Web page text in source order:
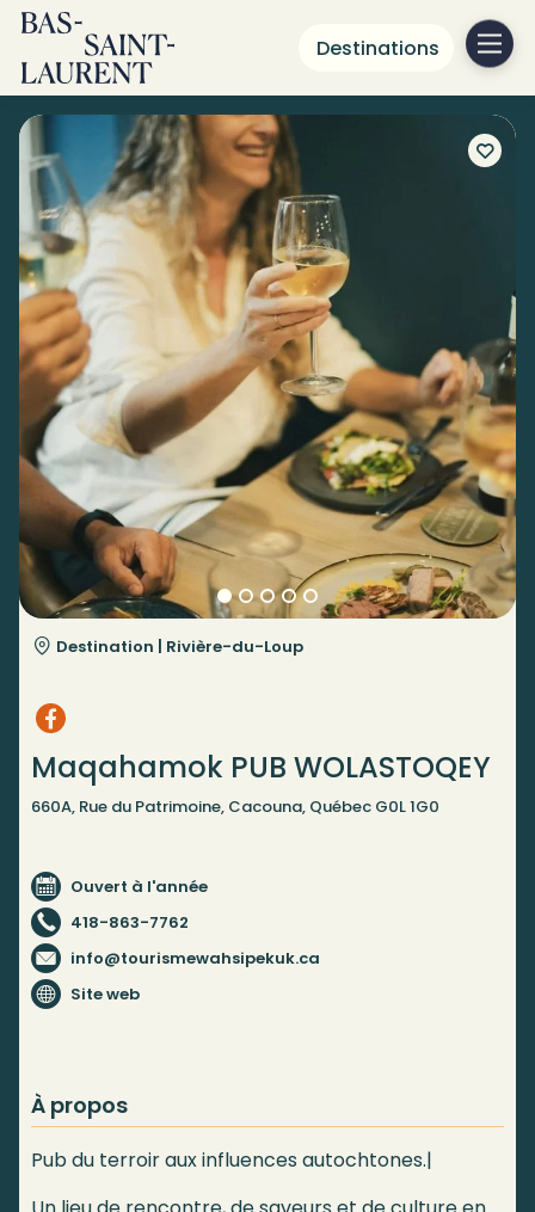
Destinations
Destination | Rivière-du-Loup
Maqahamok PUB WOLASTOQEY
660A, Rue du Patrimoine, Cacouna, Québec G0L 1G0
Ouvert à l'année
418-863-7762
info@tourismewahsipekuk.ca
Site web
À propos
Pub du terroir aux influences autochtones.|